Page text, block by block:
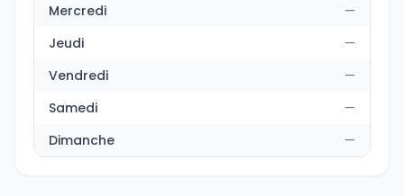
Mercredi
—
Jeudi
—
Vendredi
—
Samedi
—
Dimanche
—